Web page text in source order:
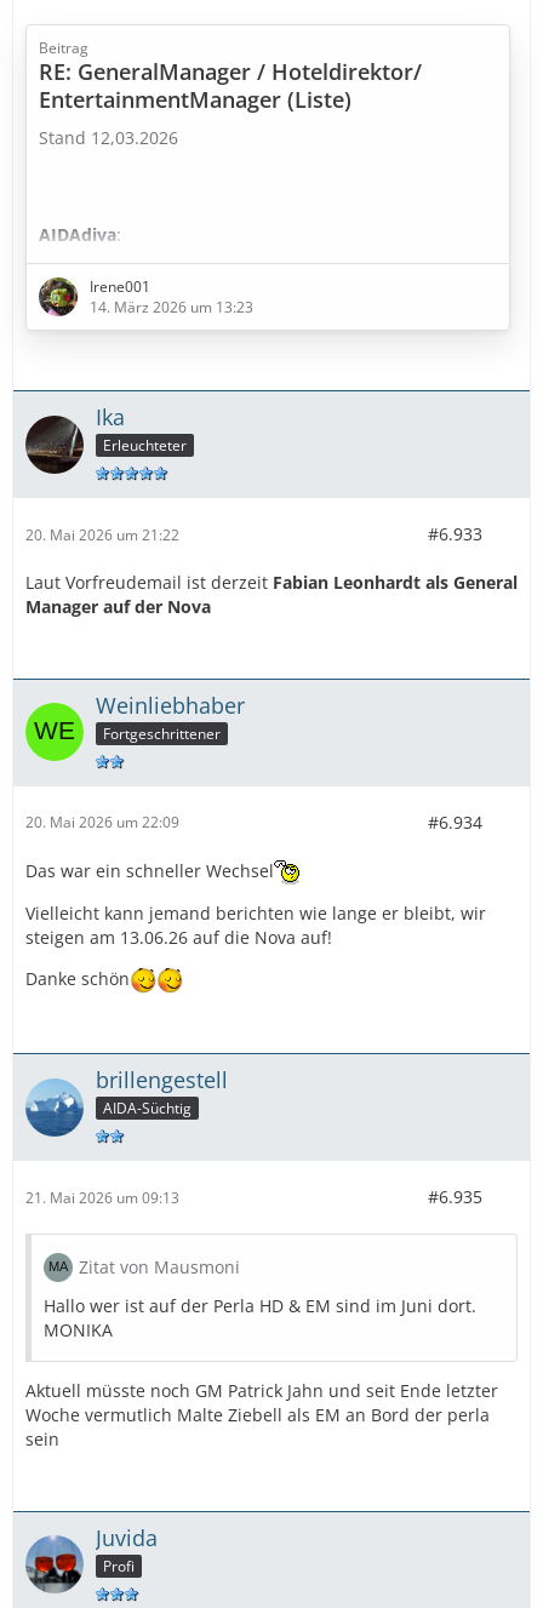
Beitrag
RE: GeneralManager / Hoteldirektor/
EntertainmentManager (Liste)
Stand 12,03.2026
AIDAdiva:
HD: Silvia Fürst -Fournier
EM: Chris Geng
AIDAbella:
HD: Aubrey Miranda
EM: Marie Gieler
AIDAluna
EM: Eddi Brauer
AIDAblu:
HD Martin Rösrel
EM: Lisa Osinski
HD:
EM: Eva Bovensiepen
AIDAmar :
HD: Tobias Labitzke
EM:
AIDAstella:
HD: Christoph Röder
AIDAprima:
Irene001
14. März 2026 um 13:23
Ika
Erleuchteter
20. Mai 2026 um 21:22 #6.933
Laut Vorfreudemail ist derzeit Fabian Leonhardt als General
Manager auf der Nova
Weinliebhaber
Fortgeschrittener
20. Mai 2026 um 22:09 #6.934
Das war ein schneller Wechsel
Vielleicht kann jemand berichten wie lange er bleibt, wir
steigen am 13.06.26 auf die Nova auf!
Danke schön
brillengestell
AIDA-Süchtig
21. Mai 2026 um 09:13 #6.935
Zitat von Mausmoni
Hallo wer ist auf der Perla HD & EM sind im Juni dort.
MONIKA
Aktuell müsste noch GM Patrick Jahn und seit Ende letzter
Woche vermutlich Malte Ziebell als EM an Bord der perla
sein
Juvida
Profi